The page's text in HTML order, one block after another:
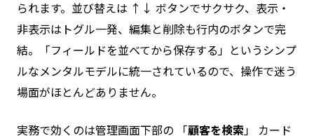
られます。並び替えは ↑↓ ボタンでサクサク、表示・
非表示はトグル一発、編集と削除も行内のボタンで完
結。「フィールドを並べてから保存する」というシンプ
ルなメンタルモデルに統一されているので、操作で迷う
場面がほとんどありません。
実務で効くのは管理画面下部の 「顧客を検索」 カード